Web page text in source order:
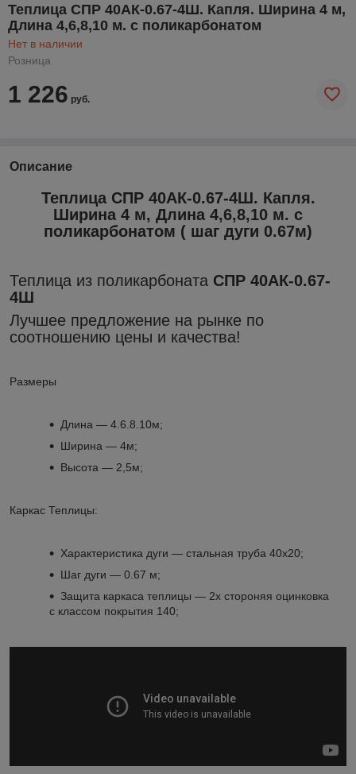
Теплица СПР 40АК-0.67-4Ш. Капля. Ширина 4 м,
Длина 4,6,8,10 м. с поликарбонатом
Нет в наличии
Розница
1 226 руб.
Описание
Теплица СПР 40АК-0.67-4Ш. Капля.
Ширина 4 м, Длина 4,6,8,10 м. с
поликарбонатом ( шаг дуги 0.67м)
Теплица из поликарбоната СПР 40АК-0.67-
4Ш
Лучшее предложение на рынке по
соотношению цены и качества!
Размеры
​Длина ― 4.6.8.10м;
Ширина ― 4м;
Высота ― 2,5м;
Каркас Теплицы:
Характеристика дуги ― стальная труба 40х20;
Шаг дуги ― 0.67 м;
Защита каркаса теплицы ― 2х стороняя оцинковка
с классом покрытия 140;